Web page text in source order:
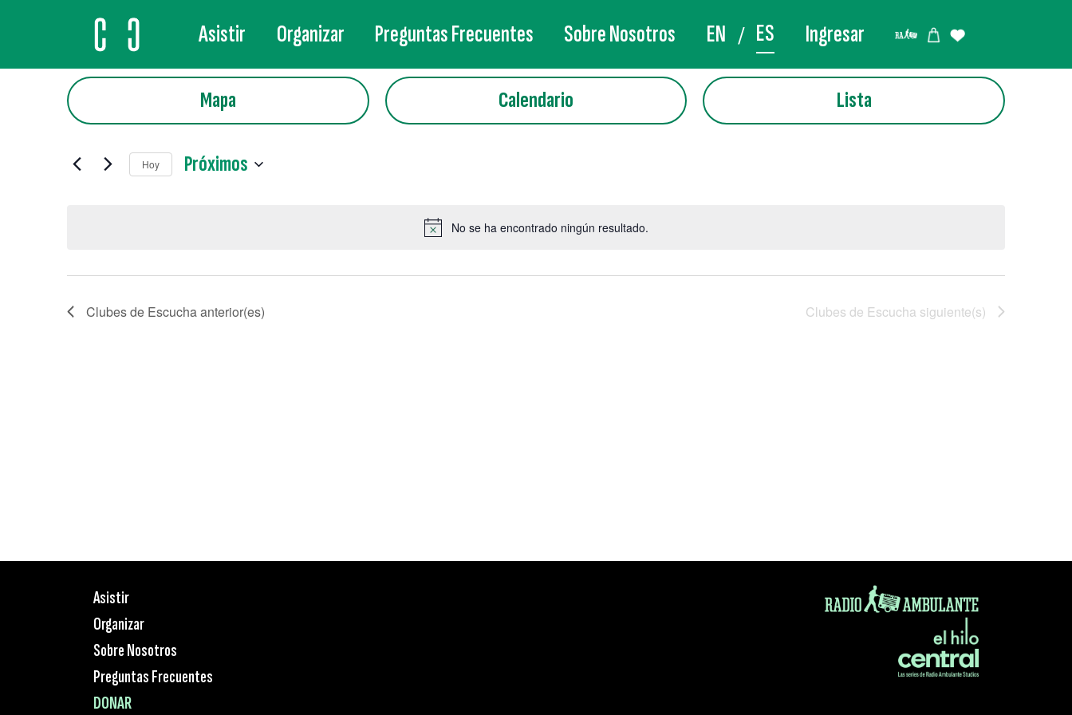
MAIN NAVIGATION
Asistir Organizar Preguntas Frecuentes Sobre Nosotros EN ES Ingresar
Aviso
No se ha encontrado ningún resultado.
Mapa Calendario Lista
Hoy Próximos
Clubes de Escuchaanterior(es) Clubes de Escucha siguiente(s)
Asistir
Organizar
Sobre Nosotros
Preguntas Frecuentes
DONAR